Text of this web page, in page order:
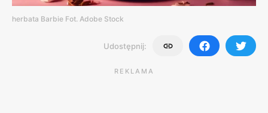
herbata Barbie Fot. Adobe Stock
Udostępnij:
REKLAMA